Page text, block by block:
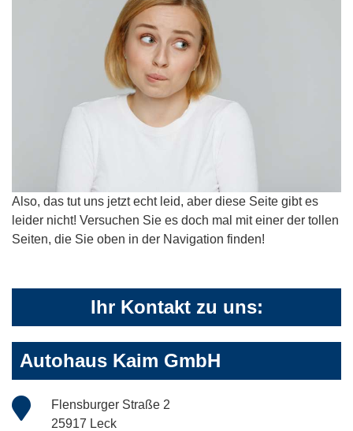
Also, das tut uns jetzt echt leid, aber diese Seite gibt es
leider nicht! Versuchen Sie es doch mal mit einer der tollen
Seiten, die Sie oben in der Navigation finden!
Ihr Kontakt zu uns:
Autohaus Kaim GmbH
Flensburger Straße 2
25917 Leck